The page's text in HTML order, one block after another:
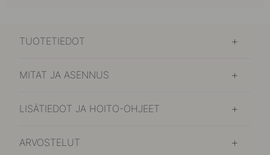
TUOTETIEDOT
MITAT JA ASENNUS
LISÄTIEDOT JA HOITO-OHJEET
ARVOSTELUT